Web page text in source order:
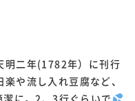
明二年(1782年）に刊行
や流し入れ豆腐など、
に。2、3行ぐらいで